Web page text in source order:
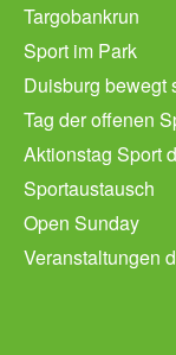
Targobankrun
Sport im Park
Duisburg bewegt
Tag der offenen
Aktionstag Sport
Sportaustausch
Open Sunday
Veranstaltungen